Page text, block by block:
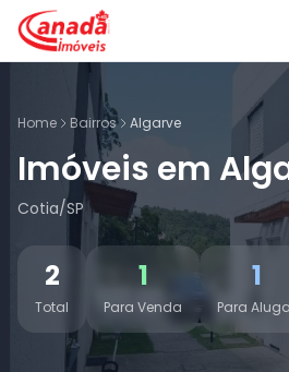
Home Bairros Algarve
Imóveis em
Cotia/SP
2
Total
1
Para Venda
1
Para